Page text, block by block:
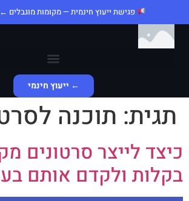
פגישת ייעוץ חינמית — מקומות מוגבלים
← ייעוץ חינמי
תגית: תוכנה
כיצד לייצר סרטונים
בקלות ולקדם אותם